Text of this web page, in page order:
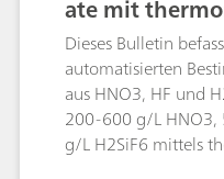
4500-Cl Methode I.
ate mit
n
Dieses Bulletin
automatisierten
aus HNO3, HF und
200-600 g/L
g/L H2SiF6 mittels